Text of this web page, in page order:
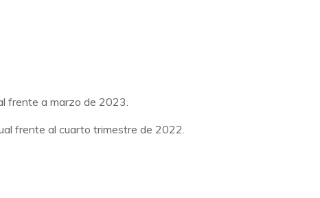
frente a marzo de 2023.
frente al cuarto trimestre de 2022.